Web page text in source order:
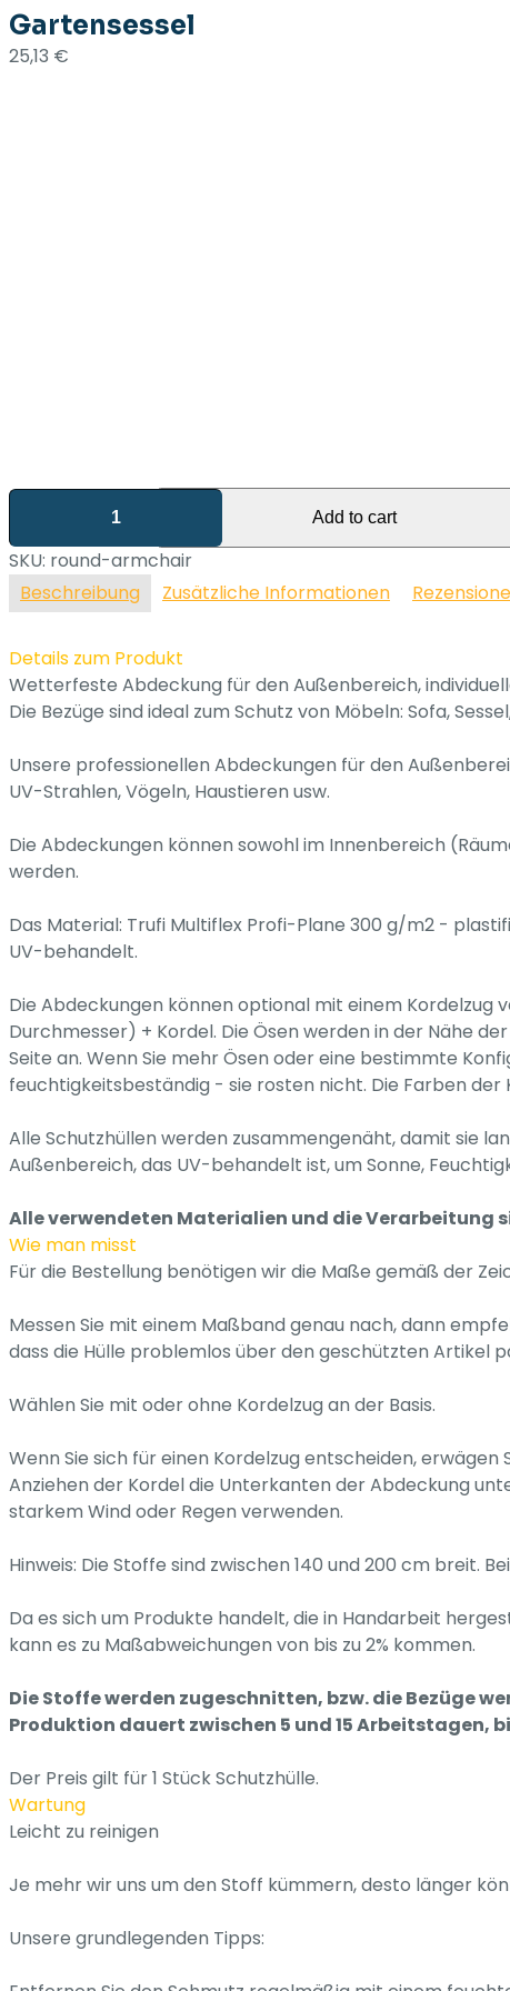
Gartensessel
25,13 €
Wetterfeste
für
draußen,
individuelle
-
runder
Gartensessel
Add to cart
SKU: round-armchair
Beschreibung
Zusätzliche Informationen
Details zum Produkt
Wetterfeste Abdeckung für den Außenbereich,
Die Bezüge sind ideal zum Schutz von Möbeln: Sofa,
Unsere professionellen Abdeckungen für den
UV-Strahlen, Vögeln, Haustieren usw.
Die Abdeckungen können sowohl im Innenbereich
werden.
Das Material: Trufi Multiflex Profi-Plane 300 g/m2 -
UV-behandelt.
Die Abdeckungen können optional mit einem Kordelzug
Durchmesser) + Kordel. Die Ösen werden in der Nähe
Seite an. Wenn Sie mehr Ösen oder eine bestimmte
feuchtigkeitsbeständig - sie rosten nicht. Die Farben der
Alle Schutzhüllen werden zusammengenäht, damit sie
Außenbereich, das UV-behandelt ist, um Sonne,
Alle verwendeten Materialien und die Verarbeitung
Wie man misst
Für die Bestellung benötigen wir die Maße gemäß der
Messen Sie mit einem Maßband genau nach, dann
dass die Hülle problemlos über den geschützten Artikel
Wählen Sie mit oder ohne Kordelzug an der Basis.
Wenn Sie sich für einen Kordelzug entscheiden,
Anziehen der Kordel die Unterkanten der Abdeckung
starkem Wind oder Regen verwenden.
Hinweis: Die Stoffe sind zwischen 140 und 200 cm breit.
Da es sich um Produkte handelt, die in Handarbeit
kann es zu Maßabweichungen von bis zu 2% kommen.
Die Stoffe werden zugeschnitten, bzw. die Bezüge
Produktion dauert zwischen 5 und 15 Arbeitstagen,
Der Preis gilt für 1 Stück Schutzhülle.
Wartung
Leicht zu reinigen
Je mehr wir uns um den Stoff kümmern, desto länger
Unsere grundlegenden Tipps: